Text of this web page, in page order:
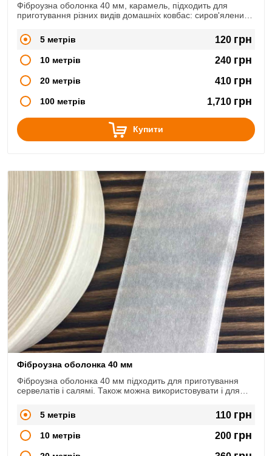
Фіброузна оболонка 40 мм, карамель, підходить для
приготування різних видів домашніх ковбас: сиров'ялених,
5 метрів
120 грн
10 метрів 240 грн
20 метрів 410 грн
100 метрів 1,710 грн
Купити
Фіброузна оболонка 40 мм
Фіброузна оболонка 40 мм підходить для приготування
сервелатів і салямі. Також можна використовувати і для
5 метрів
110 грн
10 метрів 200 грн